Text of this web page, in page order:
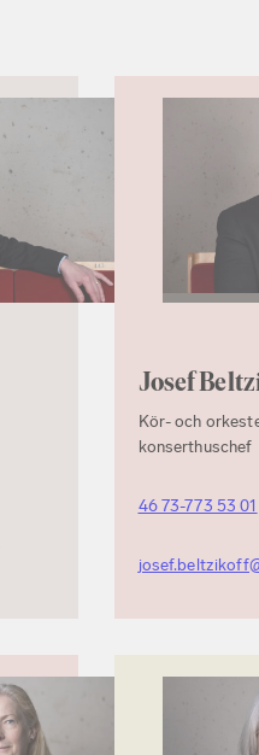
Josef
Kör- och
konserthuschef
46 73-773 53 01